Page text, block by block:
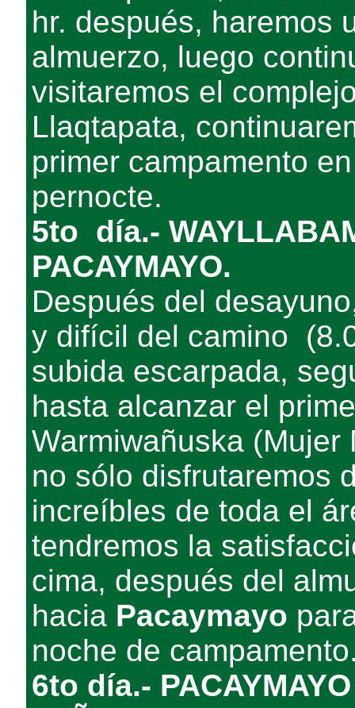
hr. después, haremos
almuerzo, luego
visitaremos el
Llaqtapata,
primer campamento
pernocte.
5to día.-
PACAYMAYO.
Después del
y difícil del camino
subida escarpada,
hasta alcanzar el
Warmiwañuska
no sólo disfrutaremos
increíbles de toda el
tendremos la
cima, después del
hacia Pacaymayo
noche de
6to día.-